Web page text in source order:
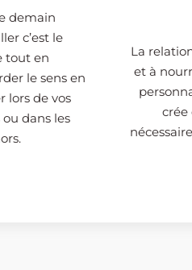
demain
c’est le
tout en
le sens en
lors de vos
dans les
La
et à
crée